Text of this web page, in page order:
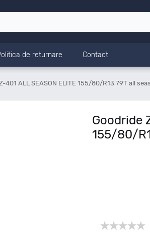
de returnare Contact
401 ALL SEASON ELITE 155/80/R13 79T all
Goodride
155/80/